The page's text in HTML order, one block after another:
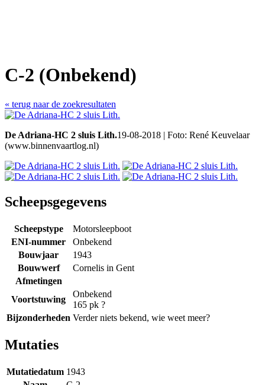
C-2 (Onbekend)
« terug naar de zoekresultaten
De Adriana-HC 2 sluis Lith.19-08-2018 | Foto: René Keuvelaar
(www.binnenvaartlog.nl)
Scheepsgegevens
Scheepstype
Motorsleepboot
ENI-nummer
Onbekend
Bouwjaar
1943
Bouwwerf
Cornelis in Gent
Afmetingen
Voortstuwing
Onbekend
165 pk ?
Bijzonderheden Verder niets bekend, wie weet meer?
Mutaties
Mutatiedatum 1943